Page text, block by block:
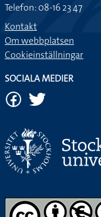
Telefon: 08-16 23 47
Kontakt
Om webbplatsen
Cookieinställningar
SOCIALA MEDIER